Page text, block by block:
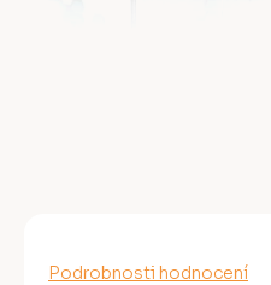
Průměrné
Podrobnosti hodnocení